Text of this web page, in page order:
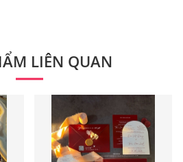
hệ để có thông tin chính xác.
LIÊN QUAN